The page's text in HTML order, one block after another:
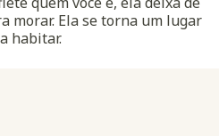
morar. Ela se torna um lugar
habitar.